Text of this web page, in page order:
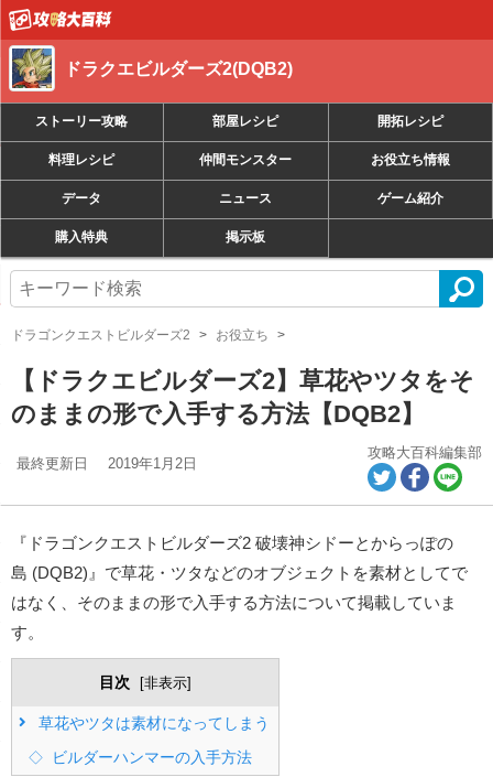
ドラクエビルダーズ2(DQB2)
ストーリー攻略 部屋レシピ 開拓レシピ
料理レシピ 仲間モンスター お役立ち情報
データ ニュース ゲーム紹介
購入特典 掲示板
ドラゴンクエストビルダーズ2 お役立ち
【ドラクエビルダーズ2】草花やツタをそ
のままの形で入手する方法【DQB2】
最終更新日 2019年1月2日
攻略大百科編集部
『ドラゴンクエストビルダーズ2 破壊神シドーとからっぽの
島 (DQB2)』で草花・ツタなどのオブジェクトを素材としてで
はなく、そのままの形で入手する方法について掲載していま
す。
目次 [非表示]
草花やツタは素材になってしまう
ビルダーハンマーの入手方法